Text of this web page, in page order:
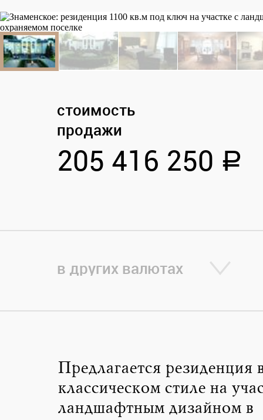
стоимость
продажи
205 416 250 a
в других валютах
Предлагается резиденция в
классическом стиле на
ландшафтным дизайном в